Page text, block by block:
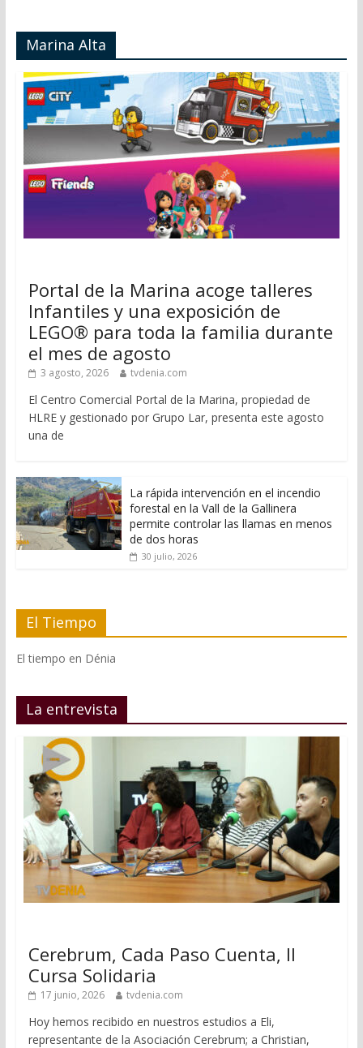
Marina Alta
Portal de la Marina acoge talleres
Infantiles y una exposición de
LEGO® para toda la familia durante
el mes de agosto
3 agosto, 2026 tvdenia.com
El Centro Comercial Portal de la Marina, propiedad de
HLRE y gestionado por Grupo Lar, presenta este agosto
una de
La rápida intervención en el incendio
forestal en la Vall de la Gallinera
permite controlar las llamas en menos
de dos horas
30 julio, 2026
El Tiempo
El tiempo en Dénia
La entrevista
Cerebrum, Cada Paso Cuenta, II
Cursa Solidaria
17 junio, 2026 tvdenia.com
Hoy hemos recibido en nuestros estudios a Eli,
representante de la Asociación Cerebrum; a Christian,